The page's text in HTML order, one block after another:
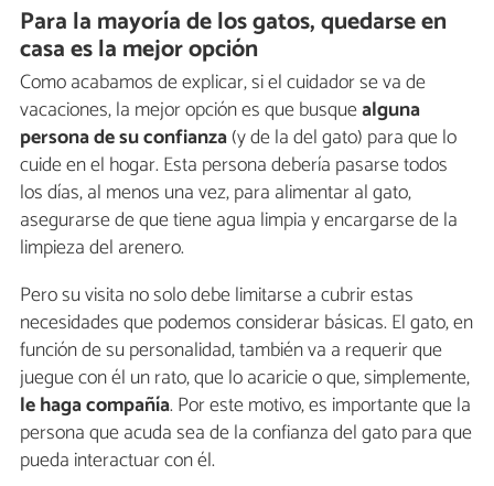
Para la mayoría de los gatos, quedarse en
casa es la mejor opción
Como acabamos de explicar, si el cuidador se va de
vacaciones, la mejor opción es que busquealguna
persona de su confianza(y de la del gato) para que lo
cuide en el hogar. Esta persona debería pasarse todos
los días, al menos una vez, para alimentar al gato,
asegurarse de que tiene agua limpia y encargarse de la
limpieza del arenero.
Pero su visita no solo debe limitarse a cubrir estas
necesidades que podemos considerar básicas. El gato, en
función de su personalidad, también va a requerir que
juegue con él un rato, que lo acaricie o que, simplemente,
le haga compañía. Por este motivo, es importante que la
persona que acuda sea de la confianza del gato para que
pueda interactuar con él.